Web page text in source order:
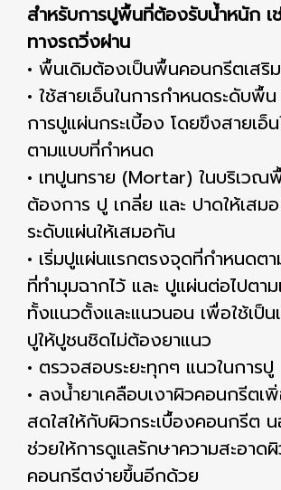
สําหรับการปูพื้นที่ต้องรับนํ้าหนัก
ทางรถวิ่งผ่าน
• พื้นเดิมต้องเป็นพื้นคอนกรีตเสริ
• ใช้สายเอ็นในการกำหนดระดับพื้
การปูแผ่นกระเบี้อง โดยขึงสายเอ็น
ตามแบบที่กำหนด
• เทปูนทราย (Mortar) ในบริเวณ
ต้องการ ปู เกลี่ย และ ปาดให้เสม
ระดับแผ่นให้เสมอกัน
• เริ่มปูแผ่นแรกตรงจุดที่กําหนดตา
ที่ทำมุมฉากไว้ และ ปูแผ่นต่อไปตา
ทั้งแนวตั้งและแนวนอน เพื่อใช้เป็
ปูให้ปูชนชิดไม่ต้องยาแนว
• ตรวจสอบระยะทุกๆ แนวในการปู
• ลงนํ้ายาเคลือบเงาผิวคอนกรีตเ
สดใสให้กับผิวกระเบื้องคอนกรีต
ช่วยให้การดูแลรักษาความสะอาดผิ
คอนกรีตง่ายขึ้นอีกด้วย